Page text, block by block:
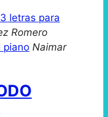
letras para
Romero
piano Naimar